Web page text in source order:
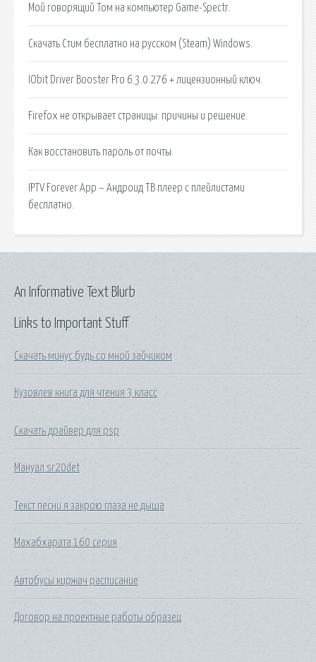
Мой говорящий Том на компьютер Game-Spectr.
Скачать Стим бесплатно на русском (Steam) Windows.
IObit Driver Booster Pro 6.3.0.276 + лицензионный ключ.
Firefox не открывает страницы: причины и решение.
Как восстановить пароль от почты.
IPTV Forever App – Андроид ТВ плеер с плейлистами
бесплатно.
Links to Important Stuff
Скачать минус будь со мной зайчиком
Кузовлев книга для чтения 3 класс
Скачать драйвер для psp
Мануал sr20det
Текст песни я закрою глаза не дыша
Махабхарата 160 серия
Автобусы киржач расписание
Договор на проектные работы образец
An Informative Text Blurb